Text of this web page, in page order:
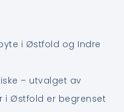
i Østfold og Indre
– utvalget av
i Østfold er begrenset